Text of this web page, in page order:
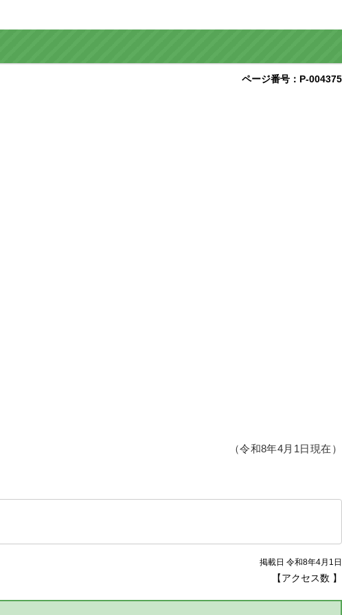
ページ番号：P-004375
（令和8年4月1日現在）
掲載日 令和8年4月1日
【アクセス数 】